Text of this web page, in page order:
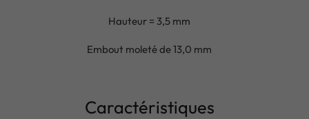
Hauteur = 3,5 mm
Embout moleté de 13,0 mm
Caractéristiques